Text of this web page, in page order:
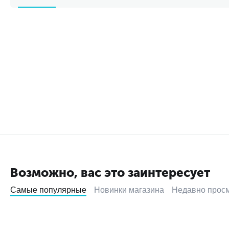
Возможно, вас это заинтересует
Самые популярные Новинки магазина Недавно